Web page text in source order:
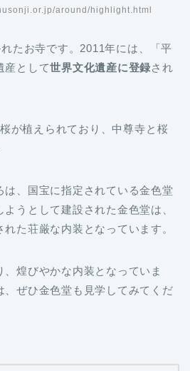
around/highlight.html
たお寺です。2011年には、「平
産として世界文化遺産に登録され
が植えられており、中尊寺と桜
は、国宝に指定されている金色堂
うとして建設された金色堂は、
た荘厳な内装となっています。
煌びやかな内装となっていま
、ぜひ金色堂も見学してみてくだ